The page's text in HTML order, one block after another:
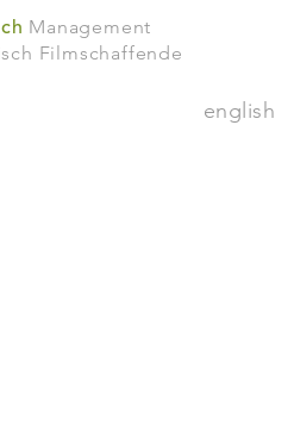
Management
Filmschaffende
english